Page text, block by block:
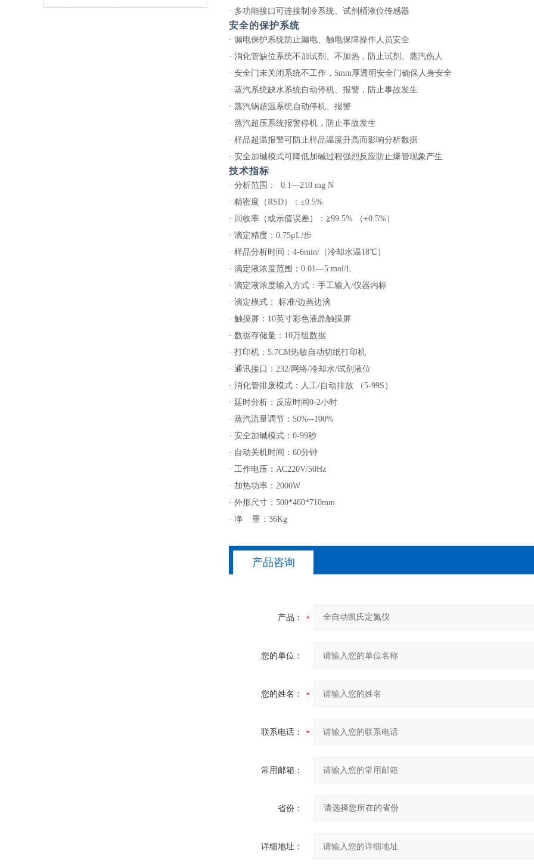
· 多功能接口可连接制冷系统、试剂桶液位传感器
安全的保护系统
· 漏电保护系统防止漏电、触电保障操作人员安全
· 消化管缺位系统不加试剂、不加热，防止试剂、蒸汽伤人
· 安全门未关闭系统不工作，5mm厚透明安全门确保人身安全
· 蒸汽系统缺水系统自动停机、报警，防止事故发生
· 蒸汽锅超温系统自动停机、报警
· 蒸汽超压系统报警停机，防止事故发生
· 样品超温报警可防止样品温度升高而影响分析数据
· 安全加碱模式可降低加碱过程强烈反应防止爆管现象产生
技术指标
· 分析范围：
0.1—210 mg N
· 精密度（RSD）：≤0.5%
· 回收率（或示值误差）： ≧99.5% （±0.5%）
· 滴定精度： 0.75μL/步
· 样品分析时间： 4-6min/（冷却水温18℃）
· 滴定液浓度范围： 0.01—5 mol/L
· 滴定液浓度输入方式：手工输入/仪器内标
· 滴定模式： 标准/边蒸边滴
· 触摸屏： 10英寸彩色液晶触摸屏
· 数据存储量： 10万组数据
· 打印机： 5.7CM热敏自动切纸打印机
· 通讯接口： 232/网络/冷却水/试剂液位
· 消化管排废模式：人工/自动排放 （5-99S）
· 延时分析：反应时间0-2小时
· 蒸汽流量调节： 50%--100%
· 安全加碱模式： 0-99秒
· 自动关机时间： 60分钟
· 工作电压： AC220V/50Hz
· 加热功率： 2000W
· 外形尺寸： 500*460*710mm
· 净 重：36Kg
产品咨询
产品：
您的单位：
您的姓名：
联系电话：
常用邮箱：
省份：
详细地址：